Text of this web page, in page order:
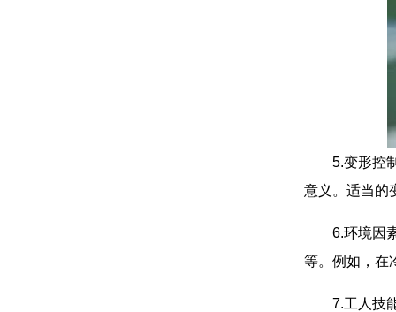
5.变形控
意义。适当的
6.环境因
等。例如，在
7.工人技